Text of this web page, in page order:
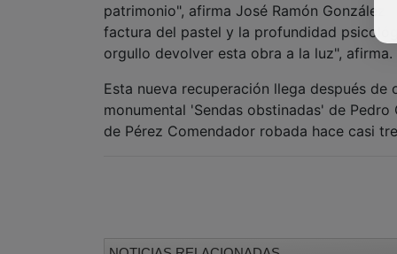
patrimonio", afirma José Ramón
factura del pastel y la profundidad
orgullo devolver esta obra a la luz", afirma.
Esta nueva recuperación llega después
monumental 'Sendas obstinadas' de
de Pérez Comendador robada hace casi